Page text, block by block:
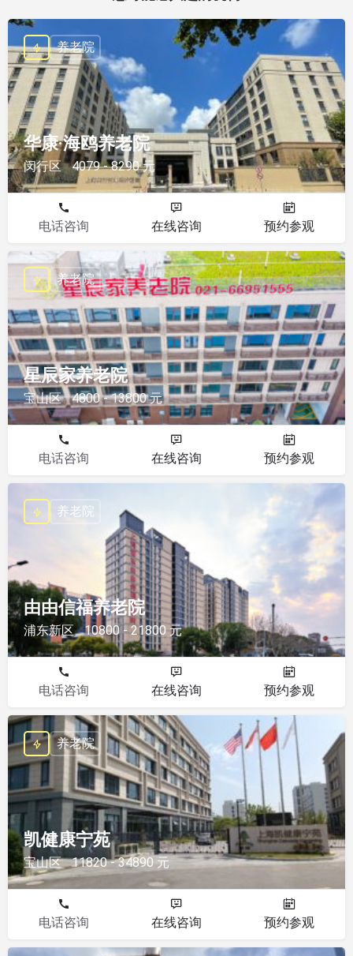
华康·海鸥养老院
闵行区 4079 - 8290 元
养老院
电话咨询 在线咨询 预约参观
星辰家养老院
宝山区 4800 - 13800 元
养老院
电话咨询 在线咨询 预约参观
由由信福养老院
浦东新区 10800 - 21800 元
养老院
电话咨询 在线咨询 预约参观
凯健康宁苑
宝山区 11820 - 34890 元
养老院
电话咨询 在线咨询 预约参观